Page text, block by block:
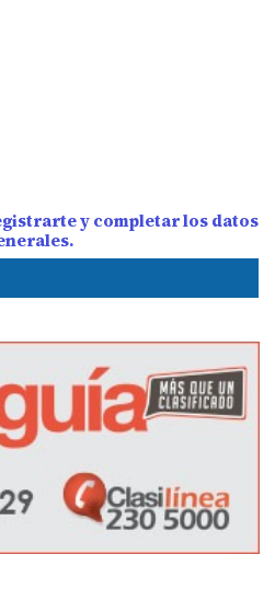
y completar los datos